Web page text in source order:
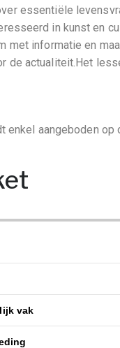
essentiële
in kunst en
met informatie en
de actualiteit.Het
enkel aangeboden op
vak